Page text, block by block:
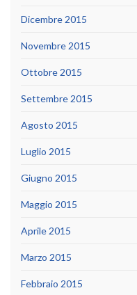
Dicembre 2015
Novembre 2015
Ottobre 2015
Settembre 2015
Agosto 2015
Luglio 2015
Giugno 2015
Maggio 2015
Aprile 2015
Marzo 2015
Febbraio 2015